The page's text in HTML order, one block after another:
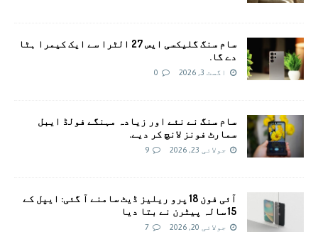
سام سنگ گلیکسی ایس 27 الٹرا سے ایک کیمرا ہٹا
دے گا.
اگست 3, 2026 0
سام سنگ نے نئے اور زیادہ مہنگے فولڈ ایبل
سمارٹ فونز لانچ کر دیے.
جولائی 23, 2026 9
آئی فون 18 پرو ریلیز ڈیٹ سامنے آ گئی: ایپل کے
15 سالہ پیٹرن نے بتا دیا
جولائی 20, 2026 7